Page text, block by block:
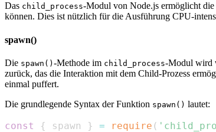
Das child_process-Modul von Node.js ermöglicht die
können. Dies ist nützlich für die Ausführung CPU-
spawn()
Die spawn() -Methode im child_process-Modul wird
zurück, das die Interaktion mit dem Child-Prozess
einmal puffert.
Die grundlegende Syntax der Funktion spawn() lautet:
const { spawn } = require (